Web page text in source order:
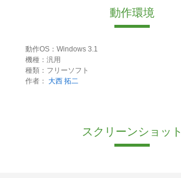
動作環境
動作OS：Windows 3.1
機種：汎用
種類：フリーソフト
作者： 大西 拓二
スクリーンショット